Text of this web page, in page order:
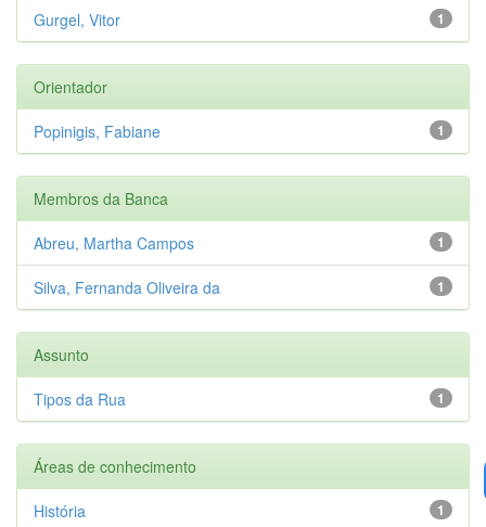
1
Gurgel, Vitor
Orientador
1
Popinigis, Fabiane
Membros da Banca
1
Abreu, Martha Campos
1
Silva, Fernanda Oliveira da
Assunto
1
Tipos da Rua
Áreas de conhecimento
1
História